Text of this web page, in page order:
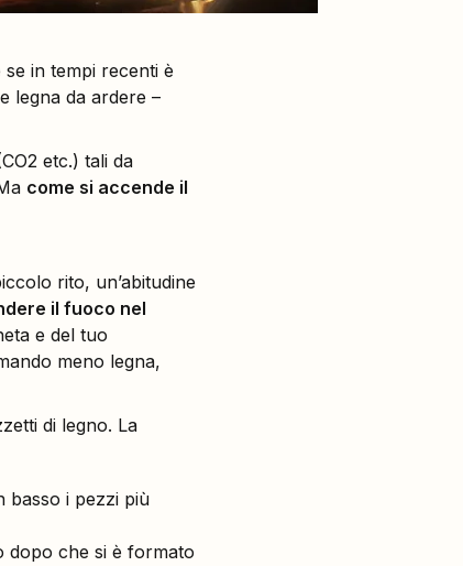
in tempi recenti è
legna da ardere –
etc.) tali da
come si accende il
rito, un’abitudine
il fuoco nel
e del tuo
meno legna,
di legno. La
basso i pezzi più
dopo che si è formato